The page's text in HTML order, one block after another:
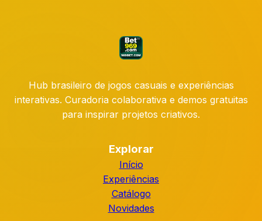
Hub brasileiro de jogos casuais e experiências
interativas. Curadoria colaborativa e demos gratuitas
para inspirar projetos criativos.
Explorar
Início
Experiências
Catálogo
Novidades